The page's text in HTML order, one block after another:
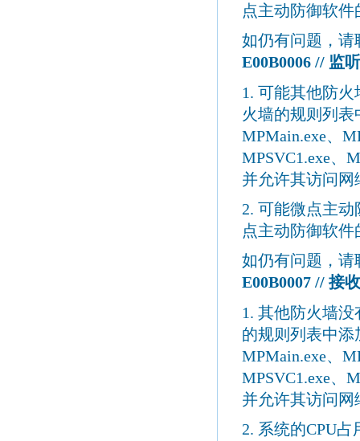
点主动防御软
如仍有问题，请
E00B0006 // 监
1. 可能其他防火
火墙的规则列
MPMain.exe、
MPSVC1.exe、
并允许其访问网
2. 可能微点主动
点主动防御软
如仍有问题，请
E00B0007 // 接
1. 其他防火墙没
的规则列表中
MPMain.exe、
MPSVC1.exe、
并允许其访问网
2. 系统的CPU占